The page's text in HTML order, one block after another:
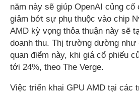
năm này sẽ giúp OpenAI củng
giảm bớt sự phụ thuộc vào chip
AMD kỳ vọng thỏa thuận này sẽ
doanh thu. Thị trường dường như
quan điểm này, khi giá cổ phiếu
tới 24%, theo The Verge.
Việc triển khai GPU AMD tại các